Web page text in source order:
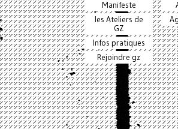
Manifeste
les Ateliers de
GZ
Infos pratiques
Rejoindre gz